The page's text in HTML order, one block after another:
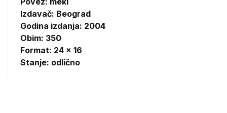
Izdavač: Beograd
Godina izdanja: 2004
Obim: 350
Format: 24 x 16
Stanje: odlično